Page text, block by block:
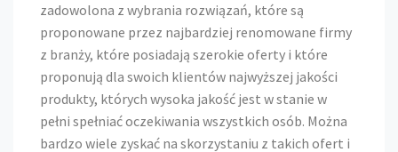
zadowolona z wybrania rozwiązań, które są
proponowane przez najbardziej renomowane firmy
z branży, które posiadają szerokie oferty i które
proponują dla swoich klientów najwyższej jakości
produkty, których wysoka jakość jest w stanie w
pełni spełniać oczekiwania wszystkich osób. Można
bardzo wiele zyskać na skorzystaniu z takich ofert i